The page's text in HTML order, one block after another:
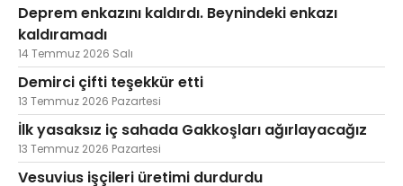
Deprem enkazını kaldırdı. Beynindeki enkazı
kaldıramadı
14 Temmuz 2026 Salı
Demirci çifti teşekkür etti
13 Temmuz 2026 Pazartesi
İlk yasaksız iç sahada Gakkoşları ağırlayacağız
13 Temmuz 2026 Pazartesi
Vesuvius işçileri üretimi durdurdu